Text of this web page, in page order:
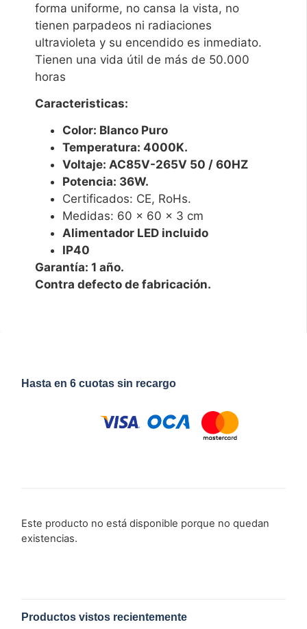
forma uniforme, no cansa la vista, no
tienen parpadeos ni radiaciones
ultravioleta y su encendido es inmediato.
Tienen una vida útil de más de 50.000
horas
Caracteristicas:
Color: Blanco Puro
Temperatura: 4000K.
Voltaje: AC85V-265V 50 / 60HZ
Potencia: 36W.
Certificados: CE, RoHs.
Medidas: 60 x 60 x 3 cm
Alimentador LED incluido
IP40
Garantía: 1 año.
Contra defecto de fabricación.
Hasta en 6 cuotas sin recargo
Este producto no está disponible porque no quedan
existencias.
Productos vistos recientemente